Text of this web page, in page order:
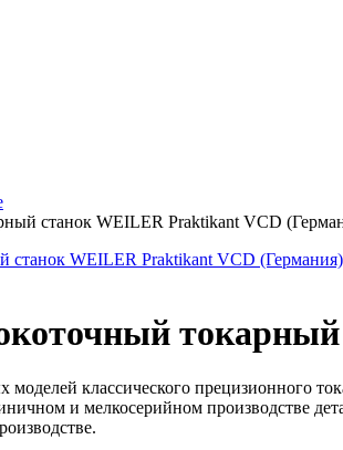
станок WEILER Praktikant VCD
классического прецизионного
и мелкосерийном производстве